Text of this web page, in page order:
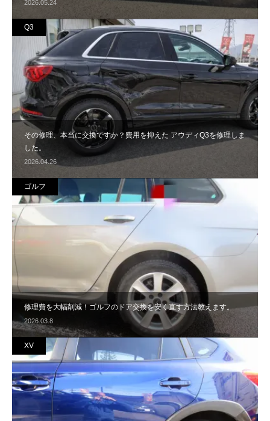
2026.05.24
その修理、本当に交換ですか？費用を抑えた アウディQ3を修理しま
した。
2026.04.26
Q3
修理費を大幅削減！ゴルフのドア交換を安く直す方法教えます。
2026.03.8
ゴルフ
XV